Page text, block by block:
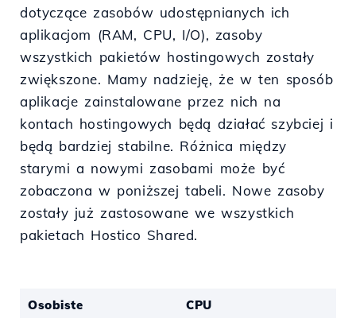
dotyczące zasobów udostępnianych ich
aplikacjom (RAM, CPU, I/O), zasoby
wszystkich pakietów hostingowych zostały
zwiększone. Mamy nadzieję, że w ten sposób
aplikacje zainstalowane przez nich na
kontach hostingowych będą działać szybciej i
będą bardziej stabilne. Różnica między
starymi a nowymi zasobami może być
zobaczona w poniższej tabeli. Nowe zasoby
zostały już zastosowane we wszystkich
pakietach Hostico Shared.
Osobiste CPU